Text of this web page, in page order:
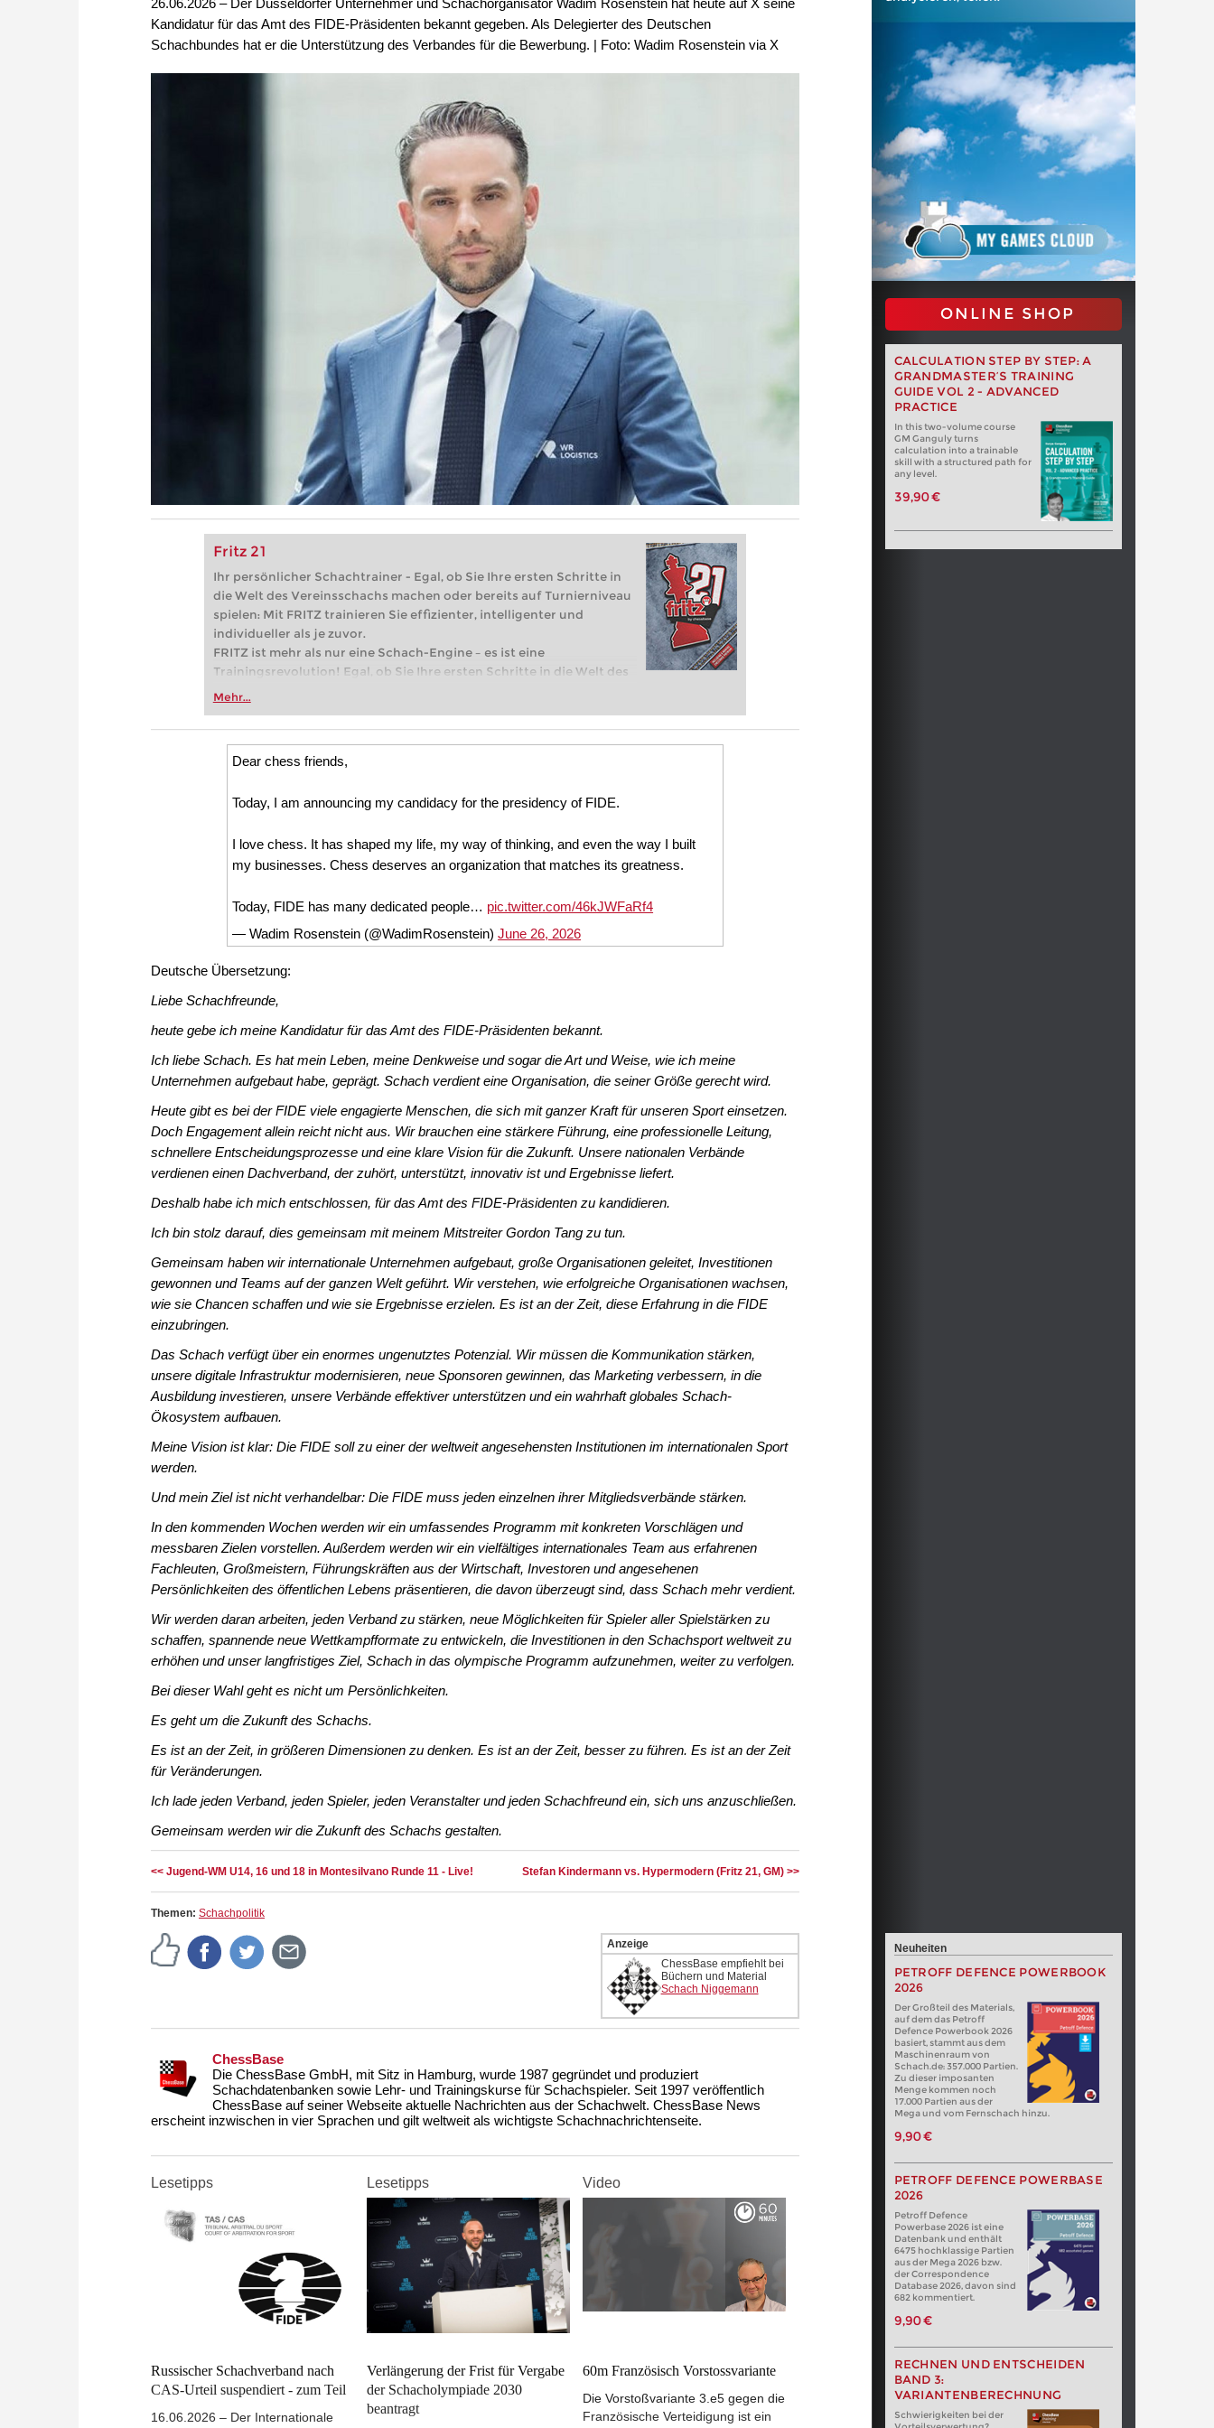
Kandidatur für das Amt des FIDE-Präsidenten bekannt gegeben. Als Delegierter des Deutschen
Schachbundes hat er die Unterstützung des Verbandes für die Bewerbung. | Foto: Wadim Rosenstein via X
Fritz 21
Ihr persönlicher Schachtrainer - Egal, ob Sie Ihre ersten Schritte in
die Welt des Vereinsschachs machen oder bereits auf Turnierniveau
spielen: Mit FRITZ trainieren Sie effizienter, intelligenter und
individueller als je zuvor.
FRITZ ist mehr als nur eine Schach-Engine – es ist eine
Trainingsrevolution! Egal, ob Sie Ihre ersten Schritte in die Welt des
Vereinsschachs machen oder bereits auf Turnierniveau spielen: Mit
zuvor.
Mehr...
ONLINE SHOP
CALCULATION STEP BY STEP: A
GRANDMASTER’S TRAINING
GUIDE VOL 2 - ADVANCED
PRACTICE
In this two-volume course
GM Ganguly turns
calculation into a trainable
skill with a structured path for
any level.
39,90 €
Dear chess friends,
Today, I am announcing my candidacy for the presidency of FIDE.
I love chess. It has shaped my life, my way of thinking, and even the way I built
my businesses. Chess deserves an organization that matches its greatness.
Today, FIDE has many dedicated people… pic.twitter.com/46kJWFaRf4
— Wadim Rosenstein (@WadimRosenstein)June 26, 2026
Deutsche Übersetzung:
Liebe Schachfreunde,
heute gebe ich meine Kandidatur für das Amt des FIDE-Präsidenten bekannt.
Ich liebe Schach. Es hat mein Leben, meine Denkweise und sogar die Art und Weise, wie ich meine
Unternehmen aufgebaut habe, geprägt. Schach verdient eine Organisation, die seiner Größe gerecht wird.
Heute gibt es bei der FIDE viele engagierte Menschen, die sich mit ganzer Kraft für unseren Sport einsetzen.
Doch Engagement allein reicht nicht aus. Wir brauchen eine stärkere Führung, eine professionelle Leitung,
schnellere Entscheidungsprozesse und eine klare Vision für die Zukunft. Unsere nationalen Verbände
verdienen einen Dachverband, der zuhört, unterstützt, innovativ ist und Ergebnisse liefert.
Deshalb habe ich mich entschlossen, für das Amt des FIDE-Präsidenten zu kandidieren.
Ich bin stolz darauf, dies gemeinsam mit meinem Mitstreiter Gordon Tang zu tun.
Gemeinsam haben wir internationale Unternehmen aufgebaut, große Organisationen geleitet, Investitionen
gewonnen und Teams auf der ganzen Welt geführt. Wir verstehen, wie erfolgreiche Organisationen wachsen,
wie sie Chancen schaffen und wie sie Ergebnisse erzielen. Es ist an der Zeit, diese Erfahrung in die FIDE
einzubringen.
Das Schach verfügt über ein enormes ungenutztes Potenzial. Wir müssen die Kommunikation stärken,
unsere digitale Infrastruktur modernisieren, neue Sponsoren gewinnen, das Marketing verbessern, in die
Ausbildung investieren, unsere Verbände effektiver unterstützen und ein wahrhaft globales Schach-
Ökosystem aufbauen.
Meine Vision ist klar: Die FIDE soll zu einer der weltweit angesehensten Institutionen im internationalen Sport
werden.
Und mein Ziel ist nicht verhandelbar: Die FIDE muss jeden einzelnen ihrer Mitgliedsverbände stärken.
In den kommenden Wochen werden wir ein umfassendes Programm mit konkreten Vorschlägen und
messbaren Zielen vorstellen. Außerdem werden wir ein vielfältiges internationales Team aus erfahrenen
Fachleuten, Großmeistern, Führungskräften aus der Wirtschaft, Investoren und angesehenen
Persönlichkeiten des öffentlichen Lebens präsentieren, die davon überzeugt sind, dass Schach mehr verdient.
Wir werden daran arbeiten, jeden Verband zu stärken, neue Möglichkeiten für Spieler aller Spielstärken zu
schaffen, spannende neue Wettkampfformate zu entwickeln, die Investitionen in den Schachsport weltweit zu
erhöhen und unser langfristiges Ziel, Schach in das olympische Programm aufzunehmen, weiter zu verfolgen.
Bei dieser Wahl geht es nicht um Persönlichkeiten.
Es geht um die Zukunft des Schachs.
Es ist an der Zeit, in größeren Dimensionen zu denken. Es ist an der Zeit, besser zu führen. Es ist an der Zeit
für Veränderungen.
Ich lade jeden Verband, jeden Spieler, jeden Veranstalter und jeden Schachfreund ein, sich uns anzuschließen.
Gemeinsam werden wir die Zukunft des Schachs gestalten.
<< Jugend-WM U14, 16 und 18 in Montesilvano Runde 11 - Live! Stefan Kindermann vs. Hypermodern (Fritz 21, GM) >>
Themen: Schachpolitik
Anzeige
ChessBase empfiehlt bei
Büchern und Material
Schach Niggemann
ChessBase
Die ChessBase GmbH, mit Sitz in Hamburg, wurde 1987 gegründet und produziert
Schachdatenbanken sowie Lehr- und Trainingskurse für Schachspieler. Seit 1997 veröffentlich
ChessBase auf seiner Webseite aktuelle Nachrichten aus der Schachwelt. ChessBase News
erscheint inzwischen in vier Sprachen und gilt weltweit als wichtigste Schachnachrichtenseite.
Lesetipps
Russischer Schachverband nach
CAS-Urteil suspendiert - zum Teil
16.06.2026 – Der Internationale
Lesetipps
Verlängerung der Frist für Vergabe
der Schacholympiade 2030
beantragt
Video
60m Französisch Vorstossvariante
Die Vorstoßvariante 3.e5 gegen die
Französische Verteidigung ist ein
Neuheiten
PETROFF DEFENCE POWERBOOK
2026
Der Großteil des Materials,
auf dem das Petroff
Defence Powerbook 2026
basiert, stammt aus dem
Maschinenraum von
Schach.de: 357.000 Partien.
Zu dieser imposanten
Menge kommen noch
17.000 Partien aus der
Mega und vom Fernschach hinzu.
9,90 €
PETROFF DEFENCE POWERBASE
2026
Petroff Defence
Powerbase 2026 ist eine
Datenbank und enthält
6475 hochklassige Partien
aus der Mega 2026 bzw.
der Correspondence
Database 2026, davon sind
682 kommentiert.
9,90 €
RECHNEN UND ENTSCHEIDEN
BAND 3:
VARIANTENBERECHNUNG
Schwierigkeiten bei der